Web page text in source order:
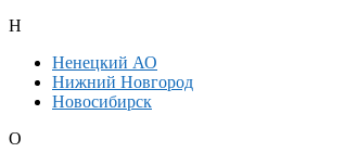
Н
Ненецкий АО
Нижний Новгород
Новосибирск
О